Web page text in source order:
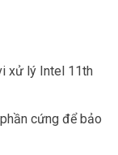
xử lý Intel 11th
cứng để bảo